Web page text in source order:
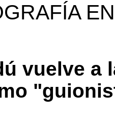
vuelve a